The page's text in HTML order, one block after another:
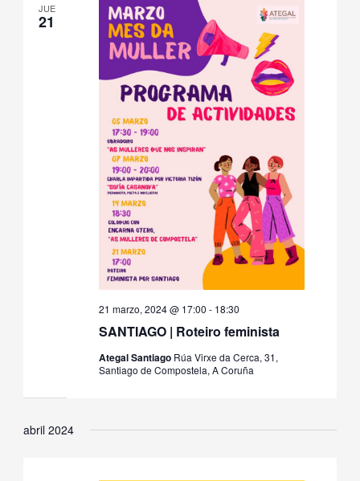
JUE
21
SANTIAGO | Roteiro feminista
21 marzo, 2024 @ 17:00 - 18:30
Ategal Santiago Rúa Virxe da Cerca, 31,
Santiago de Compostela, A Coruña
abril 2024